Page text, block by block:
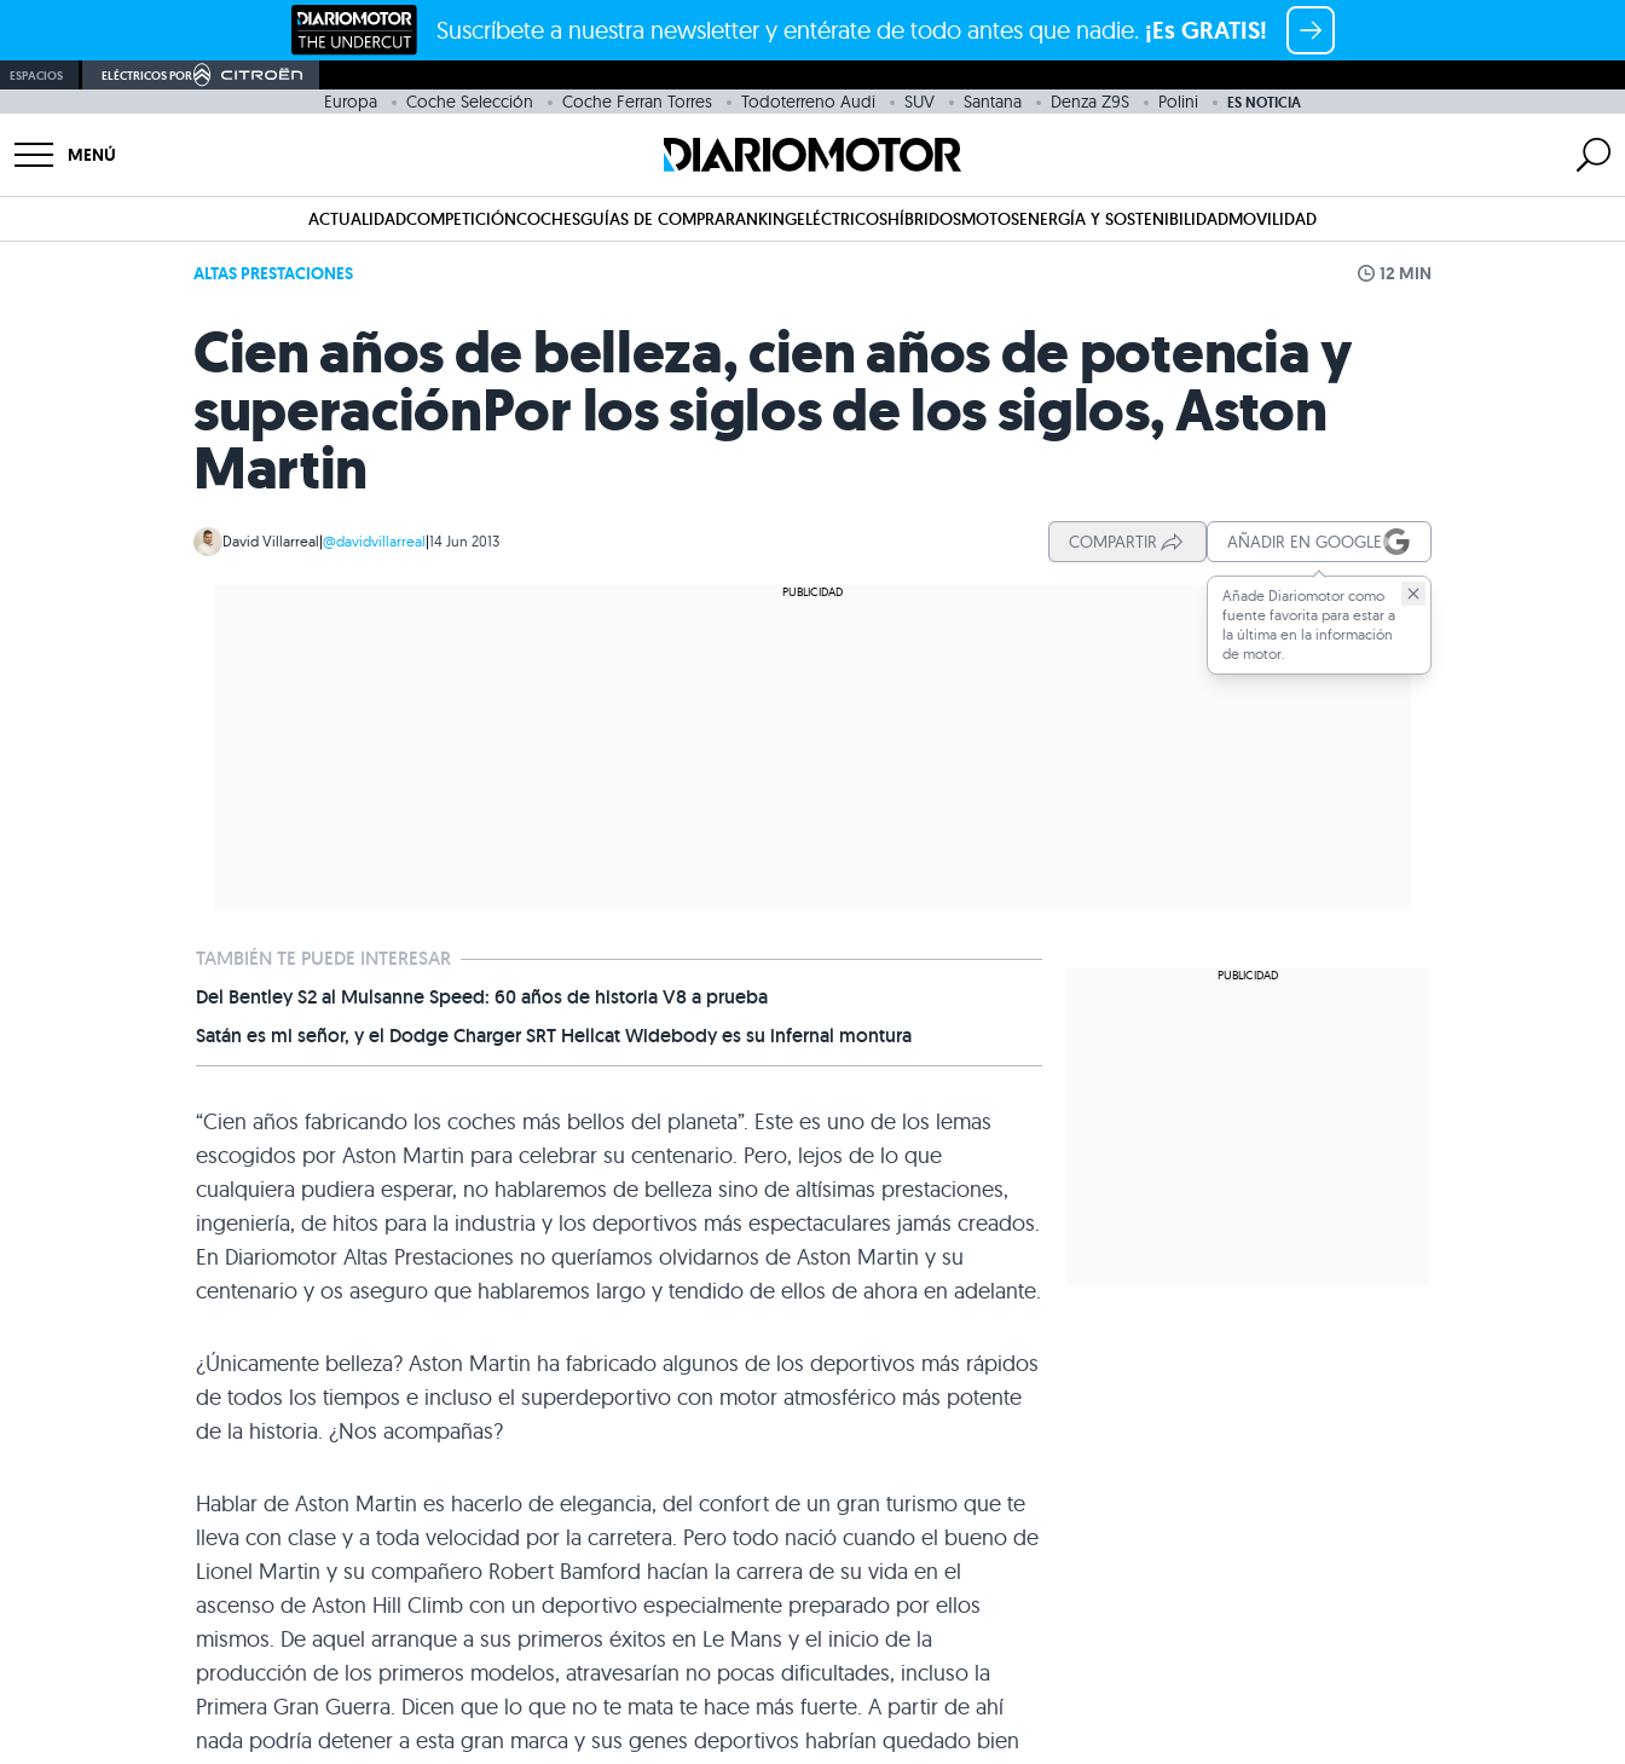
Suscríbete a nuestra newsletter y entérate de todo antes que nadie. ¡Es GRATIS!
ESPACIOS ELÉCTRICOS POR
Europa Coche Selección Coche Ferran Torres Todoterreno Audi SUV Santana Denza Z9S Polini ES NOTICIA
MENÚ
ACTUALIDADCOMPETICIÓNCOCHESGUÍAS DE COMPRARANKINGELÉCTRICOSHÍBRIDOSMOTOSENERGÍA Y SOSTENIBILIDADMOVILIDAD
ALTAS PRESTACIONES 12 MIN
Cien años de belleza, cien años de potencia y
superaciónPor los siglos de los siglos, Aston
Martin
David Villarreal|@davidvillarreal|14 Jun 2013 COMPARTIR AÑADIR EN GOOGLE
Añade Diariomotor como
fuente favorita para estar a
la última en la información
de motor.
TAMBIÉN TE PUEDE INTERESAR
Del Bentley S2 al Mulsanne Speed: 60 años de historia V8 a prueba
Satán es mi señor, y el Dodge Charger SRT Hellcat Widebody es su infernal montura
“Cien años fabricando los coches más bellos del planeta”. Este es uno de los lemas
escogidos por Aston Martin para celebrar su centenario. Pero, lejos de lo que
cualquiera pudiera esperar, no hablaremos de belleza sino de altísimas prestaciones,
ingeniería, de hitos para la industria y los deportivos más espectaculares jamás creados.
En Diariomotor Altas Prestaciones no queríamos olvidarnos de Aston Martin y su
centenario y os aseguro que hablaremos largo y tendido de ellos de ahora en adelante.
¿Únicamente belleza? Aston Martin ha fabricado algunos de los deportivos más rápidos
de todos los tiempos e incluso el superdeportivo con motor atmosférico más potente
de la historia. ¿Nos acompañas?
Hablar de Aston Martin es hacerlo de elegancia, del confort de un gran turismo que te
lleva con clase y a toda velocidad por la carretera. Pero todo nació cuando el bueno de
Lionel Martin y su compañero Robert Bamford hacían la carrera de su vida en el
ascenso de Aston Hill Climb con un deportivo especialmente preparado por ellos
mismos. De aquel arranque a sus primeros éxitos en Le Mans y el inicio de la
producción de los primeros modelos, atravesarían no pocas dificultades, incluso la
Primera Gran Guerra. Dicen que lo que no te mata te hace más fuerte. A partir de ahí
nada podría detener a esta gran marca y sus genes deportivos habrían quedado bien